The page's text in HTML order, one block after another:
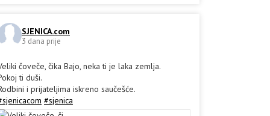
SJENICA.com
3 dana prije
čoveče, čika Bajo, neka ti je laka zemlja.
ti duši.
i prijateljima iskreno saučešće.
#sjenica